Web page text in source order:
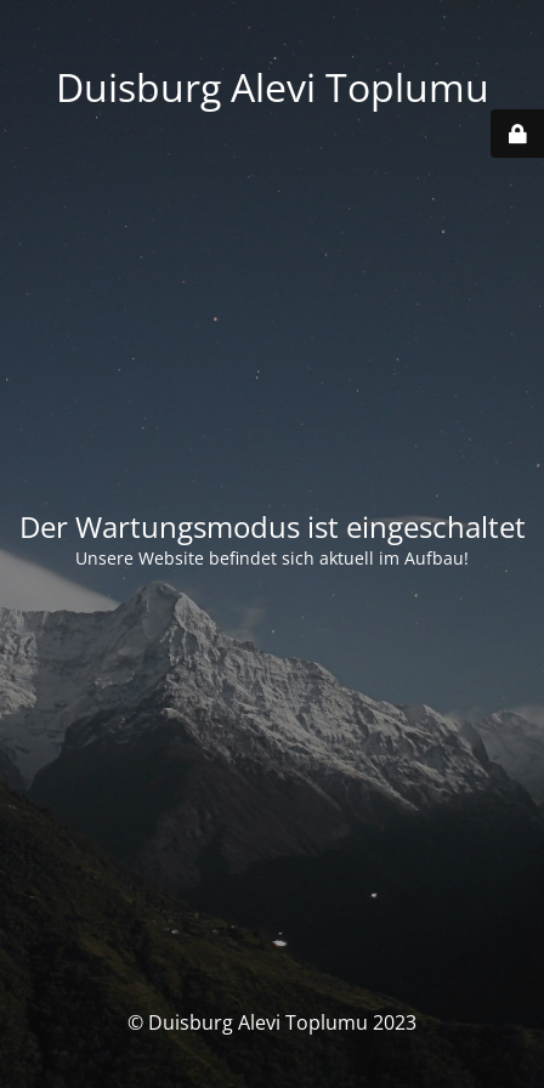
Duisburg Alevi Toplumu
Der Wartungsmodus ist eingeschaltet
Unsere Website befindet sich aktuell im Aufbau!
© Duisburg Alevi Toplumu 2023